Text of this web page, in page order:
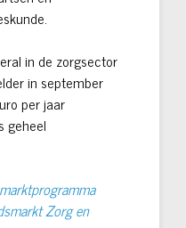
in de zorgsector
in september
per jaar
geheel
Zorg en